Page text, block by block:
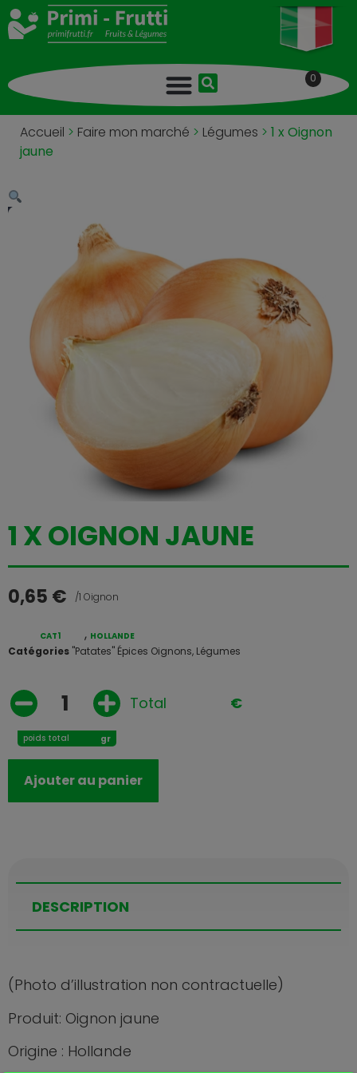
0
Accueil > Faire mon marché > Légumes > 1 x Oignon
jaune
1 X OIGNON JAUNE
0,65 € /1 Oignon
Catégories "Patates" Épices Oignons, Légumes
CAT1 , HOLLANDE
poids total gr
Total €
Ajouter au panier
DESCRIPTION
(Photo d’illustration non contractuelle)
Produit: Oignon jaune
Origine : Hollande